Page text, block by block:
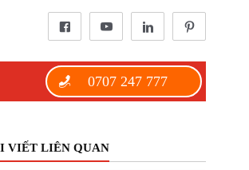
0707 247 777
VIẾT LIÊN QUAN